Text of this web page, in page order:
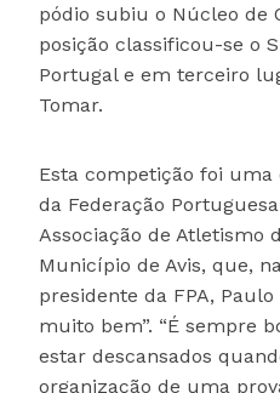
pódio subiu o Núcleo de
posição classificou-se o
Portugal e em terceiro
Tomar.
Esta competição foi
da Federação
Associação de Atletismo
Município de Avis, que,
presidente da FPA,
muito bem”. “É sempre
estar descansados
organização de uma